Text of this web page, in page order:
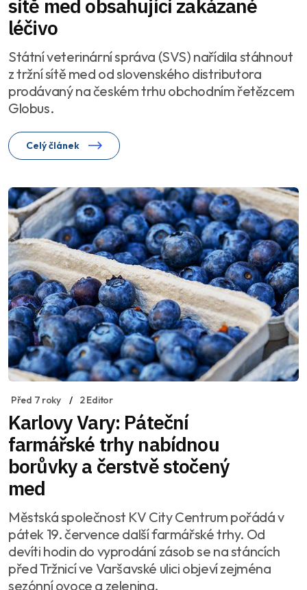
sítě med obsahující zakázané
léčivo
Státní veterinární správa (SVS) nařídila stáhnout
z tržní sítě med od slovenského distributora
prodávaný na českém trhu obchodním řetězcem
Globus.
Celý článek
Před 7 roky 2 Editor
Karlovy Vary: Páteční
farmářské trhy nabídnou
borůvky a čerstvě stočený
med
Městská společnost KV City Centrum pořádá v
pátek 19. července další farmářské trhy. Od
devíti hodin do vyprodání zásob se na stáncích
před Tržnicí ve Varšavské ulici objeví zejména
sezónní ovoce a zelenina.